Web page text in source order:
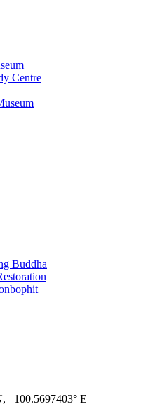
Centre
Buddha
100.5697403° E